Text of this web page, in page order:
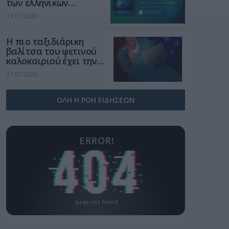
των ελληνικών
επιχειρήσεων στον
χώρο της άμυνας
31.07.2026
Η πιο ταξιδιάρικη
βαλίτσα του φετινού
καλοκαιριού έχει την
υπογραφή της Xiaomi
31.07.2026
ΟΛΗ Η ΡΟΗ ΕΙΔΗΣΕΩΝ